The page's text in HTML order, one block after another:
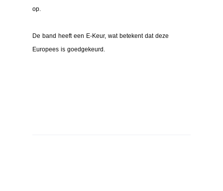
op.
De band heeft een E-Keur, wat betekent dat deze
Europees is goedgekeurd.